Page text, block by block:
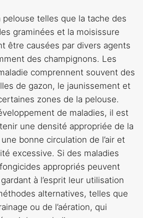
pelouse telles que la tache des
graminées et la moisissure
être causées par divers agents
des champignons. Les
comprennent souvent des
de gazon, le jaunissement et
zones de la pelouse.
de maladies, il est
une densité appropriée de la
bonne circulation de l’air et
excessive. Si des maladies
appropriés peuvent
à l’esprit leur utilisation
alternatives, telles que
ou de l’aération, qui